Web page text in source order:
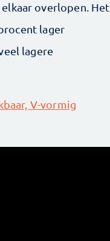
overlopen. Het
lager
lagere
V-vormig